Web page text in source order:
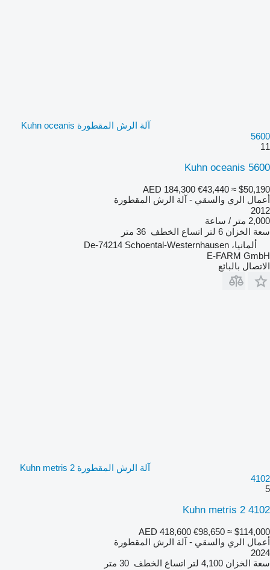
آلة الرش المقطورة Kuhn oceanis
5600
11
Kuhn oceanis 5600
AED 184,300 €43,440 ≈ $50,190
أعمال الري والسقي - آلة الرش المقطورة
2012
2,000 متر / ساعة
سعة الخزان 6 لتر اتساع الخطف 36 متر
ألمانيا، De-74214 Schoental-Westernhausen
E-FARM GmbH
الاتصال بالبائع
آلة الرش المقطورة Kuhn metris 2
4102
5
Kuhn metris 2 4102
AED 418,600 €98,650 ≈ $114,000
أعمال الري والسقي - آلة الرش المقطورة
2024
سعة الخزان 4,100 لتر اتساع الخطف 30 متر